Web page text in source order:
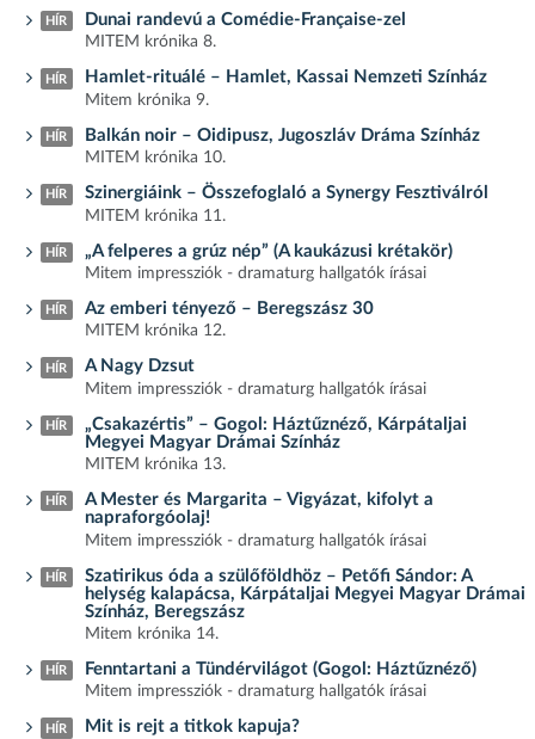
HÍR Dunai randevú a Comédie-Française-zel
MITEM krónika 8.
HÍR Hamlet-rituálé – Hamlet, Kassai Nemzeti Színház
Mitem krónika 9.
HÍR Balkán noir – Oidipusz, Jugoszláv Dráma Színház
MITEM krónika 10.
HÍR Szinergiáink – Összefoglaló a Synergy Fesztiválról
MITEM krónika 11.
HÍR „A felperes a grúz nép” (A kaukázusi krétakör)
Mitem impressziók - dramaturg hallgatók írásai
HÍR Az emberi tényező – Beregszász 30
MITEM krónika 12.
HÍR A Nagy Dzsut
Mitem impressziók - dramaturg hallgatók írásai
HÍR
„Csakazértis” – Gogol: Háztűznéző, Kárpátaljai
Megyei Magyar Drámai Színház
MITEM krónika 13.
HÍR
A Mester és Margarita – Vigyázat, kifolyt a
napraforgóolaj!
Mitem impressziók - dramaturg hallgatók írásai
HÍR
Szatirikus óda a szülőföldhöz – Petőfi Sándor: A
helység kalapácsa, Kárpátaljai Megyei Magyar Drámai
Színház, Beregszász
Mitem krónika 14.
HÍR Fenntartani a Tündérvilágot (Gogol: Háztűznéző)
Mitem impressziók - dramaturg hallgatók írásai
HÍR Mit is rejt a titkok kapuja?